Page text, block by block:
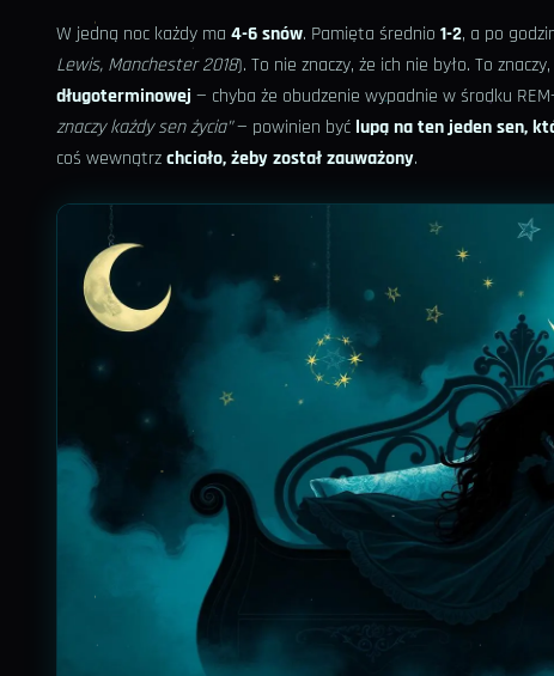
W jedną noc każdy ma 4-6 snów. Pamięta średnio 1-2, a po
Lewis, Manchester 2018). To nie znaczy, że ich nie było. To znaczy,
długoterminowej — chyba że obudzenie wypadnie w środku
znaczy każdy sen życia”— powinien być lupą na ten jeden sen,
coś wewnątrzchciało, żeby został zauważony.